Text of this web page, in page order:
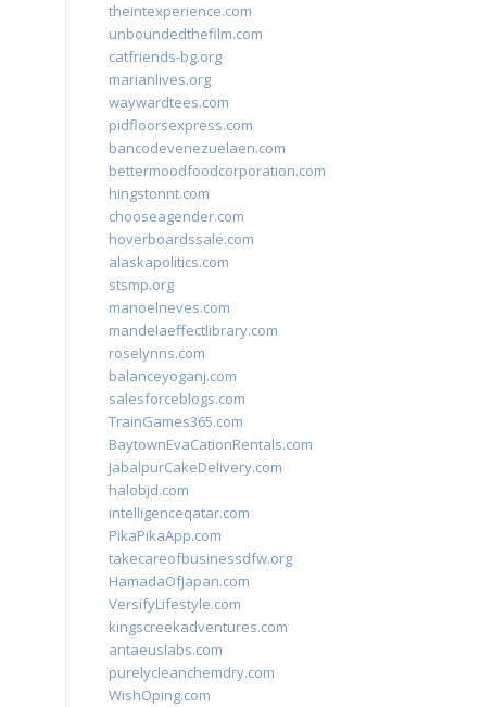
theintexperience.com
unboundedthefilm.com
catfriends-bg.org
marianlives.org
waywardtees.com
pidfloorsexpress.com
bancodevenezuelaen.com
bettermoodfoodcorporation.com
hingstonnt.com
chooseagender.com
hoverboardssale.com
alaskapolitics.com
stsmp.org
manoelneves.com
mandelaeffectlibrary.com
roselynns.com
balanceyoganj.com
salesforceblogs.com
TrainGames365.com
BaytownEvaCationRentals.com
JabalpurCakeDelivery.com
halobjd.com
intelligenceqatar.com
PikaPikaApp.com
takecareofbusinessdfw.org
HamadaOfJapan.com
VersifyLifestyle.com
kingscreekadventures.com
antaeuslabs.com
purelycleanchemdry.com
WishOping.com